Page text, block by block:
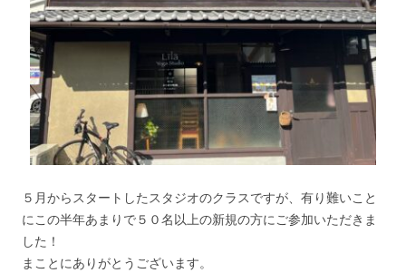
５月からスタートしたスタジオのクラスですが、有り難いこと
にこの半年あまりで５０名以上の新規の方にご参加いただきま
した！
まことにありがとうございます。